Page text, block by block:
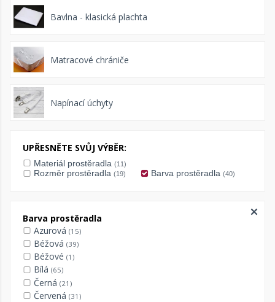
Bavlna - klasická plachta
Matracové chrániče
Napínací úchyty
UPŘESNĚTE SVŮJ VÝBĚR:
Materiál prostěradla (11)
Rozměr prostěradla (19) Barva prostěradla (40)
Barva prostěradla
Azurová (15)
Béžová (39)
Béžové (1)
Bílá (65)
Černá (21)
Červená (31)